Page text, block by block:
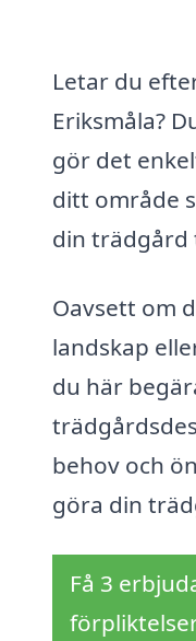
Letar du
Eriksmåla?
gör det
ditt område
din trädgård
Oavsett om
landskap
du här
behov och
göra din
Få 3